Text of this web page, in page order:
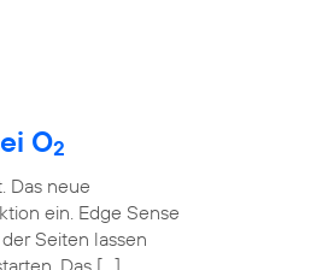
O2
Das neue
ein. Edge Sense
Seiten lassen
Das […]